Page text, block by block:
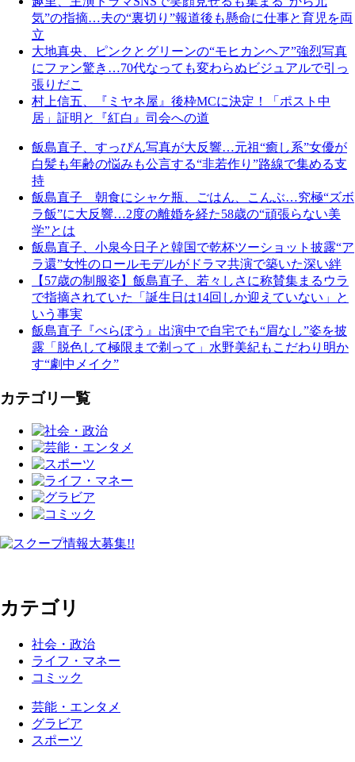
気”の指摘…夫の“裏切り”報道後も懸命に仕事と育児を両
立
大地真央、ピンクとグリーンの“モヒカンヘア”強烈写真
にファン驚き…70代なっても変わらぬビジュアルで引っ
張りだこ
村上信五、『ミヤネ屋』後枠MCに決定！「ポスト中
居」証明と『紅白』司会への道
飯島直子、すっぴん写真が大反響…元祖“癒し系”女優が
白髪も年齢の悩みも公言する“非若作り”路線で集める支
持
飯島直子 朝食にシャケ瓶、ごはん、こんぶ…究極“ズボ
ラ飯”に大反響…2度の離婚を経た58歳の“頑張らない美
学”とは
飯島直子、小泉今日子と韓国で乾杯ツーショット披露“ア
ラ還”女性のロールモデルがドラマ共演で築いた深い絆
【57歳の制服姿】飯島直子、若々しさに称賛集まるウラ
で指摘されていた「誕生日は14回しか迎えていない」と
いう事実
飯島直子『べらぼう』出演中で自宅でも“眉なし”姿を披
露「脱色して極限まで剃って」水野美紀もこだわり明か
す“劇中メイク”
カテゴリ一覧
カテゴリ
社会・政治
ライフ・マネー
コミック
芸能・エンタメ
グラビア
スポーツ